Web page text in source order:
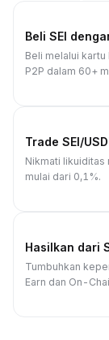
Beli SEI
Beli melalui
P2P dalam 60+
Trade SEI/
Nikmati likuiditas
mulai dari 0,1%.
Hasilkan dari
Tumbuhkan
Earn dan On-